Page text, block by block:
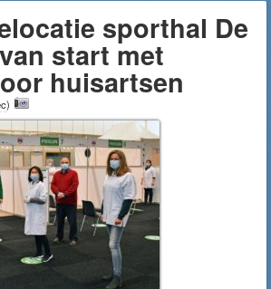
sporthal De
start met
huisartsen
)